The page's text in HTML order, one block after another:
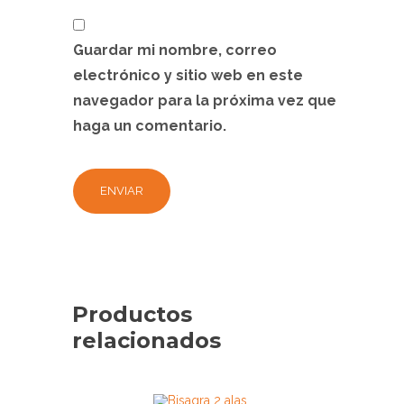
Guardar mi nombre, correo
electrónico y sitio web en este
navegador para la próxima vez que
haga un comentario.
Productos
relacionados